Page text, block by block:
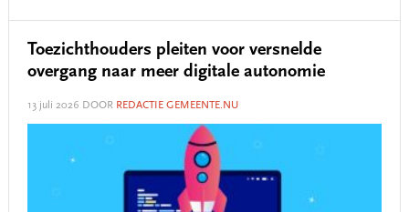
Toezichthouders pleiten voor versnelde
overgang naar meer digitale autonomie
13 juli 2026 DOOR REDACTIE GEMEENTE.NU